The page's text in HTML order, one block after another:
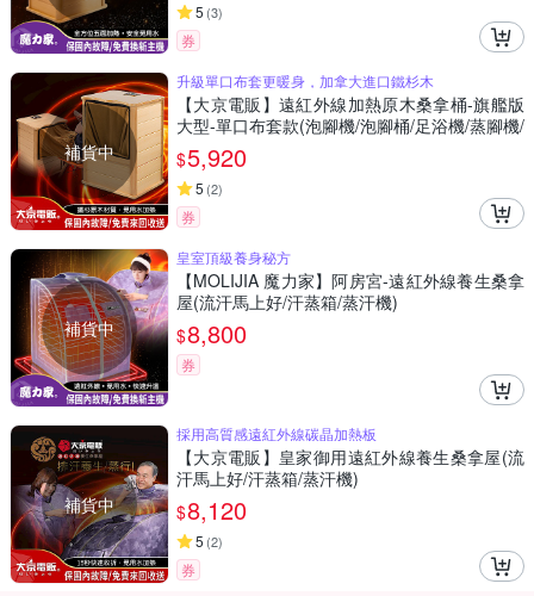
5 (3)
券
補貨中
升級單口布套更暖身，加拿大進口鐵杉木
【大京電販】遠紅外線加熱原木桑拿桶-旗艦版
大型-單口布套款(泡腳機/泡腳桶/足浴機/蒸腳機/
烘腳機/暖腳機)
$5,920
5 (2)
券
補貨中
皇室頂級養身秘方
【MOLIJIA 魔力家】阿房宮-遠紅外線養生桑拿
屋(流汗馬上好/汗蒸箱/蒸汗機)
$8,800
券
補貨中
採用高質感遠紅外線碳晶加熱板
【大京電販】皇家御用遠紅外線養生桑拿屋(流
汗馬上好/汗蒸箱/蒸汗機)
$8,120
5 (2)
券